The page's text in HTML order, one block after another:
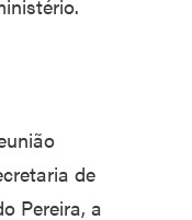
de
Pereira, a